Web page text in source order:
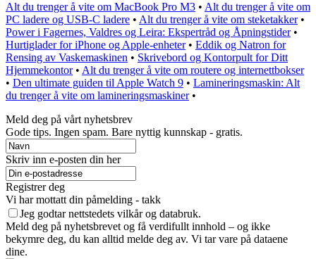
Alt du trenger å vite om MacBook Pro M3 • Alt du trenger å vite om
PC ladere og USB-C ladere • Alt du trenger å vite om steketakker•
Power i Fagernes, Valdres og Leira: Ekspertråd og Åpningstider•
Hurtiglader for iPhone og Apple-enheter• Eddik og Natron for
Rensing av Vaskemaskinen • Skrivebord og Kontorpult for Ditt
Hjemmekontor• Alt du trenger å vite om routere og internettbokser
• Den ultimate guiden til Apple Watch 9 • Lamineringsmaskin: Alt
du trenger å vite om lamineringsmaskiner•
Meld deg på vårt nyhetsbrev
Gode ​​tips. Ingen spam. Bare nyttig kunnskap - gratis.
Skriv inn e-posten din her
Registrer deg
Vi har mottatt din påmelding - takk
Jeg godtar nettstedets vilkår og databruk.
Meld deg på nyhetsbrevet og få verdifullt innhold – og ikke
bekymre deg, du kan alltid melde deg av. Vi tar vare på dataene
dine.